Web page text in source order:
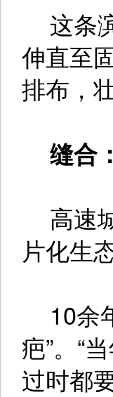
这条
伸直至
排布，
缝合
高速
片化生
10余
疤”。“
过时都